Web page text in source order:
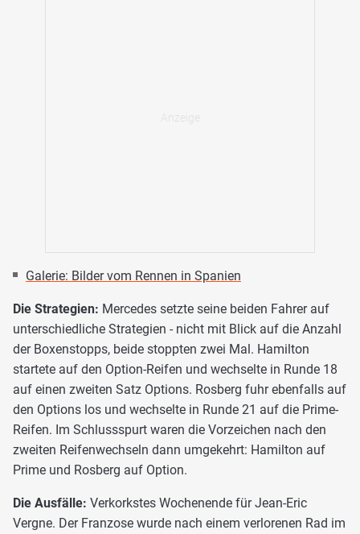
Galerie: Bilder vom Rennen in Spanien
Die Strategien: Mercedes setzte seine beiden Fahrer auf
unterschiedliche Strategien - nicht mit Blick auf die Anzahl
der Boxenstopps, beide stoppten zwei Mal. Hamilton
startete auf den Option-Reifen und wechselte in Runde 18
auf einen zweiten Satz Options. Rosberg fuhr ebenfalls auf
den Options los und wechselte in Runde 21 auf die Prime-
Reifen. Im Schlussspurt waren die Vorzeichen nach den
zweiten Reifenwechseln dann umgekehrt: Hamilton auf
Prime und Rosberg auf Option.
Die Ausfälle: Verkorkstes Wochenende für Jean-Eric
Vergne. Der Franzose wurde nach einem verlorenen Rad im